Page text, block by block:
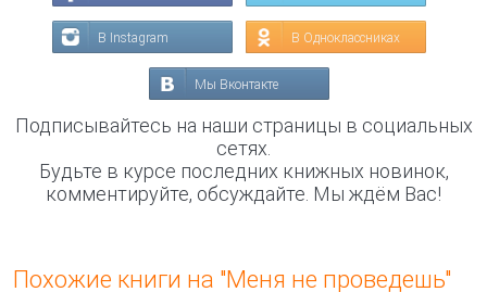
В Instagram В Одноклассниках
Мы Вконтакте
Подписывайтесь на наши страницы в социальных
сетях.
Будьте в курсе последних книжных новинок,
комментируйте, обсуждайте. Мы ждём Вас!
Похожие книги на "Меня не проведешь"